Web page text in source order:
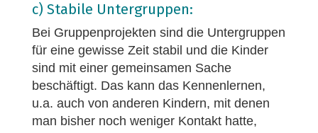
c) Stabile Untergruppen:
Bei Gruppenprojekten sind die Untergruppen
für eine gewisse Zeit stabil und die Kinder
sind mit einer gemeinsamen Sache
beschäftigt. Das kann das Kennenlernen,
u.a. auch von anderen Kindern, mit denen
man bisher noch weniger Kontakt hatte,